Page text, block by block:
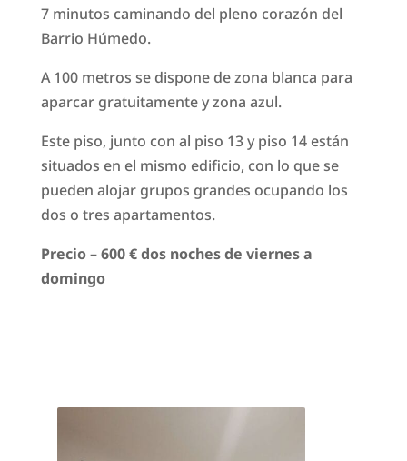
7 minutos caminando del pleno corazón del
Barrio Húmedo.
A 100 metros se dispone de zona blanca para
aparcar gratuitamente y zona azul.
Este piso, junto con al piso 13 y piso 14 están
situados en el mismo edificio, con lo que se
pueden alojar grupos grandes ocupando los
dos o tres apartamentos.
Precio – 600 € dos noches de viernes a
domingo